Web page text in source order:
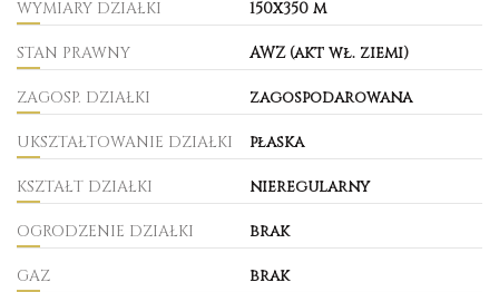
WYMIARY DZIAŁKI 150x350 m
STAN PRAWNY AWZ (akt wł. ziemi)
ZAGOSP. DZIAŁKI zagospodarowana
UKSZTAŁTOWANIE DZIAŁKI płaska
KSZTAŁT DZIAŁKI nieregularny
OGRODZENIE DZIAŁKI brak
GAZ brak